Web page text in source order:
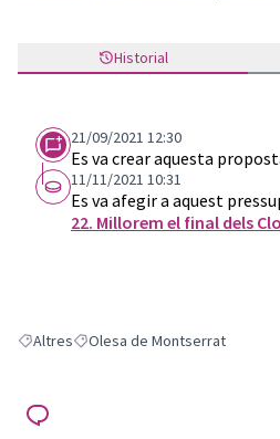
Historial
21/09/2021 12:30
Es va crear aquesta
11/11/2021 10:31
Es va afegir a aquest
22. Millorem el final dels
Resultats en filtrar per: Altres
AltresResultats en filtrar per: Olesa
Olesa de Montserrat